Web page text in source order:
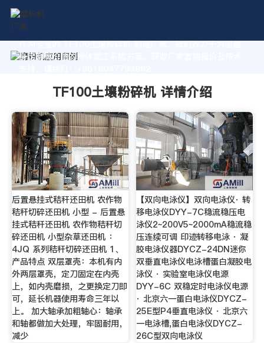
作为专业的 TF100土壤粉碎机 制造厂家，我们致力于为您量
身定制高价值的粉体加工系统方案。获取厂家直销报价及技术
TF100土壤粉碎机 详情介绍
后置悬挂式秸秆还田机 农作物
秸秆切碎还田机 小型 - 后置悬
挂式秸秆还田机 农作物秸秆切
碎还田机 小型杂草还田机 ：
4JQ 系列秸秆切碎还田机 1、
产品特点 双层罩壳：本机有内
外两层罩壳，定刀固定在内壳
上，如内壳磨损，之更换定刀即
可，延长机器使用寿命三年以
上。 加大轴承加粗轴心：轴承
和轴都做加大处理，牢固耐用，
减少
【双向电泳仪】双向电泳仪· 转
移电泳仪DYY-7C稳流稳压电
泳仪2~200V5~2000mA稳流稳
压连续可调 印迹转移电泳 · 凝
胶电泳仪器DYCZ-24DN迷你
双垂直电泳仪电泳槽蛋白凝胶电
泳仪 · 实验室电泳仪电源
DYY-6C 双稳定时电泳仪电源
· 北京六一蛋白电泳仪DYCZ-
25E型P4垂直电泳仪 · 北京六
一电泳槽,蛋白电泳仪DYCZ-
26C型双向电泳仪